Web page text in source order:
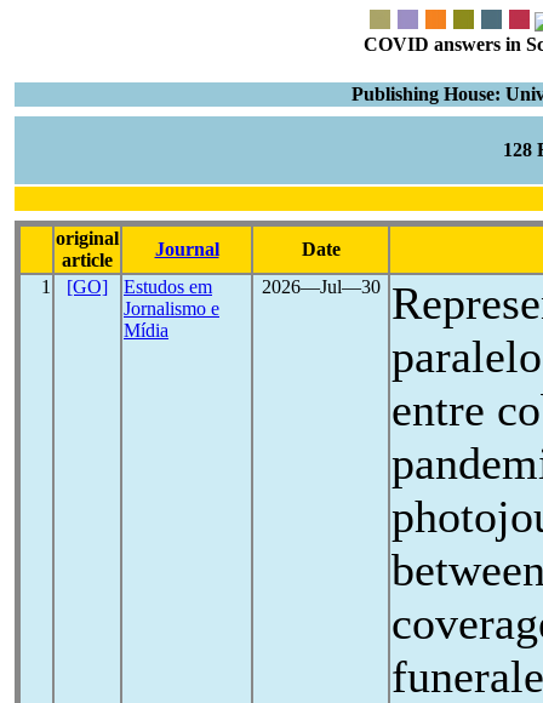
COVID answers in
Publishing House:
128
original
article
Journal
Date
1
[GO]
Estudos em
Jornalismo e
Mídia
2026―Jul―30
entre